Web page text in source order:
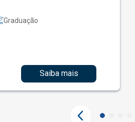
Graduação
Saiba mais